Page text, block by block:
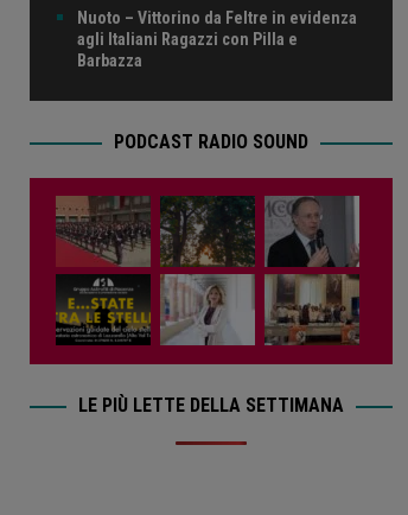
Nuoto – Vittorino da Feltre in evidenza
agli Italiani Ragazzi con Pilla e
Barbazza
PODCAST RADIO SOUND
LE PIÙ LETTE DELLA SETTIMANA